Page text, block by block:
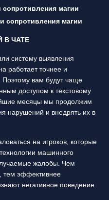
сопротивления магии
сопротивления магии
В ЧАТЕ
систему выявления
работает точнее и
Поэтому вам будут чаще
доступом к текстовому
месяцы мы продолжим
нарушений и внедрять их в
на игроков, которые
машинного
жалобы. Чем
тем эффективнее
негативное поведение